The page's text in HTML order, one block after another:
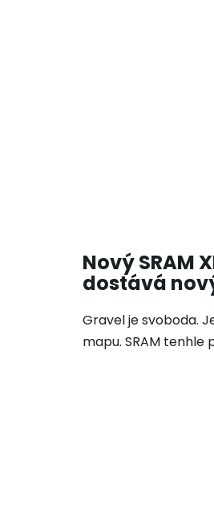
Nový SRAM
dostává
Gravel je svoboda.
mapu. SRAM tenhle